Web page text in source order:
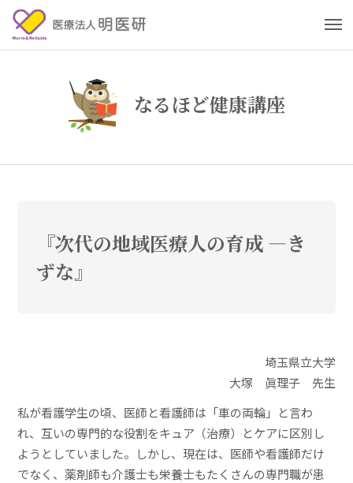
なるほど健康講座
『次代の地域医療人の育成 ―き
ずな』
埼玉県立大学
大塚 眞理子 先生
私が看護学生の頃、医師と看護師は「車の両輪」と言わ
れ、互いの専門的な役割をキュア（治療）とケアに区別し
ようとしていました。しかし、現在は、医師や看護師だけ
でなく、薬剤師も介護士も栄養士もたくさんの専門職が患